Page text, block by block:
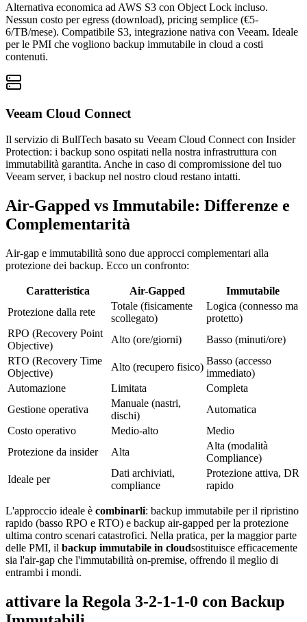
Alternativa economica ad AWS S3 con Object Lock incluso.
Nessun costo per egress (download), pricing semplice (€5-
6/TB/mese). Compatibile S3, integrazione nativa con Veeam. Ideale
per le PMI che vogliono backup immutabile in cloud a costi
contenuti.
Veeam Cloud Connect
Il servizio di BullTech basato su Veeam Cloud Connect con Insider
Protection: i backup sono ospitati nella nostra infrastruttura con
immutabilità garantita. Anche in caso di compromissione del tuo
Veeam server, i backup nel nostro cloud restano intatti.
Air-Gapped vs Immutabile: Differenze e
Complementarità
Air-gap e immutabilità sono due approcci complementari alla
protezione dei backup. Ecco un confronto:
Caratteristica Air-Gapped
Immutabile
Protezione dalla rete
Totale (fisicamente
scollegato)
Logica (connesso ma
protetto)
RPO (Recovery Point
Objective)
Alto (ore/giorni)
Basso (minuti/ore)
RTO (Recovery Time
Objective)
Alto (recupero fisico)
Basso (accesso
immediato)
Automazione
Limitata
Completa
Gestione operativa
Manuale (nastri,
dischi)
Automatica
Costo operativo
Medio-alto
Medio
Protezione da insider
Alta
Alta (modalità
Compliance)
Ideale per
Dati archiviati,
compliance
Protezione attiva, DR
rapido
L'approccio ideale è combinarli: backup immutabile per il ripristino
rapido (basso RPO e RTO) e backup air-gapped per la protezione
ultima contro scenari catastrofici. Nella pratica, per la maggior parte
delle PMI, il backup immutabile in cloudsostituisce efficacemente
sia l'air-gap che l'immutabilità on-premise, offrendo il meglio di
entrambi i mondi.
attivare la Regola 3-2-1-1-0 con Backup